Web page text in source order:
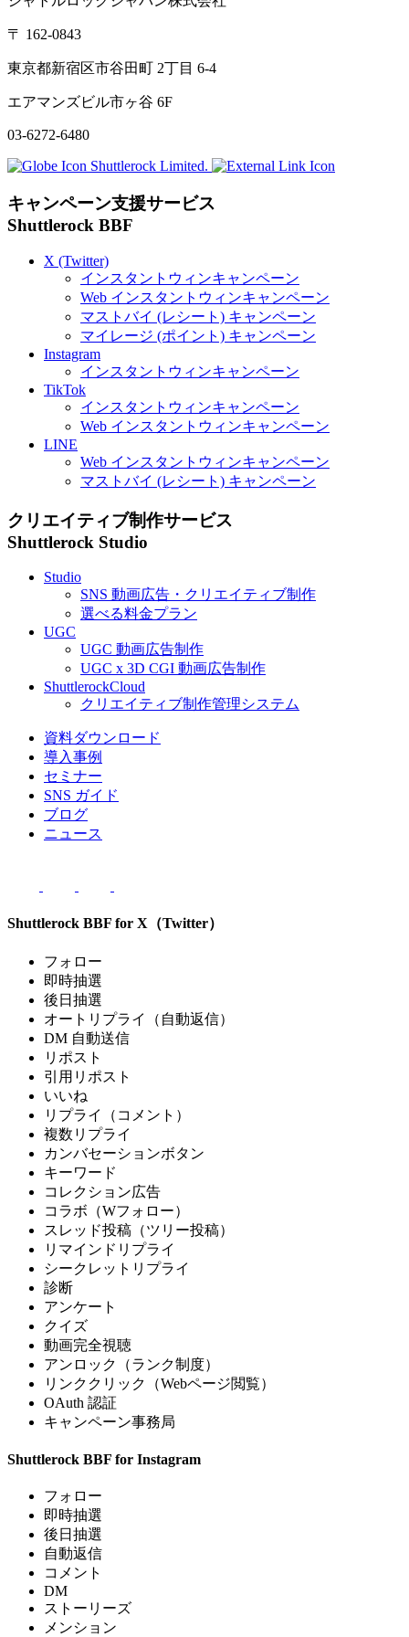
〒 162-0843
東京都新宿区市谷田町 2丁目 6-4
エアマンズビル市ヶ谷 6F
03-6272-6480
Shuttlerock Limited.
キャンペーン支援サービス
Shuttlerock BBF
X (Twitter)
インスタントウィンキャンペーン
Web インスタントウィンキャンペーン
マストバイ (レシート) キャンペーン
マイレージ (ポイント) キャンペーン
Instagram
インスタントウィンキャンペーン
TikTok
インスタントウィンキャンペーン
Web インスタントウィンキャンペーン
LINE
Web インスタントウィンキャンペーン
マストバイ (レシート) キャンペーン
クリエイティブ制作サービス
Shuttlerock Studio
Studio
SNS 動画広告・クリエイティブ制作
選べる料金プラン
UGC
UGC 動画広告制作
UGC x 3D CGI 動画広告制作
ShuttlerockCloud
クリエイティブ制作管理システム
資料ダウンロード
導入事例
セミナー
SNS ガイド
ブログ
ニュース
Shuttlerock BBF for X（Twitter）
フォロー
即時抽選
後日抽選
オートリプライ（自動返信）
DM 自動送信
リポスト
引用リポスト
いいね
リプライ（コメント）
複数リプライ
カンバセーションボタン
キーワード
コレクション広告
コラボ（Wフォロー）
スレッド投稿（ツリー投稿）
リマインドリプライ
シークレットリプライ
診断
アンケート
クイズ
動画完全視聴
アンロック（ランク制度）
リンククリック（Webページ閲覧）
OAuth 認証
キャンペーン事務局
Shuttlerock BBF for Instagram
フォロー
即時抽選
後日抽選
自動返信
コメント
DM
ストーリーズ
メンション